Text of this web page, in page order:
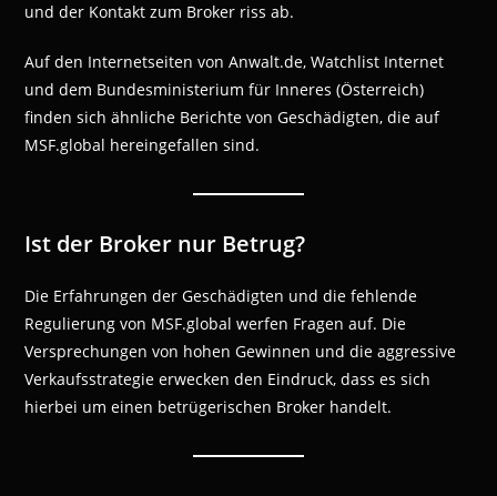
und der Kontakt zum Broker riss ab.
Auf den Internetseiten von Anwalt.de, Watchlist Internet
und dem Bundesministerium für Inneres (Österreich)
finden sich ähnliche Berichte von Geschädigten, die auf
MSF.global hereingefallen sind.
Ist der Broker nur Betrug?
Die Erfahrungen der Geschädigten und die fehlende
Regulierung von MSF.global werfen Fragen auf. Die
Versprechungen von hohen Gewinnen und die aggressive
Verkaufsstrategie erwecken den Eindruck, dass es sich
hierbei um einen betrügerischen Broker handelt.